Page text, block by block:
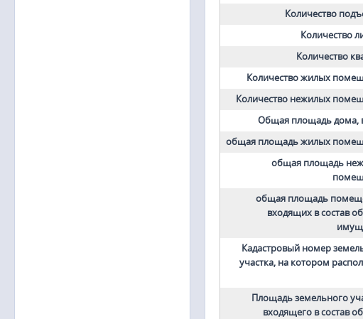
Количество
Количество
Количество
Количество жилых
Количество нежилых
Общая площадь дома,
общая площадь жилых
общая площадь
общая площадь
входящих в состав
Кадастровый номер
участка, на котором
Площадь земельного
входящего в состав